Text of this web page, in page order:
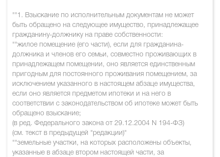
""1. Взыскание по исполнительным документам не может
быть обращено на следующее имущество, принадлежащее
гражданину-должнику на праве собственности:
""жилое помещение (его части), если для гражданина-
должника и членов его семьи, совместно проживающих в
принадлежащем помещении, оно является единственным
пригодным для постоянного проживания помещением, за
исключением указанного в настоящем абзаце имущества,
если оно является предметом ипотеки и на него в
соответствии с законодательством об ипотеке может быть
обращено взыскание;
(в ред. Федерального закона от 29.12.2004 N 194-ФЗ)
(см. текст в предыдущей "редакции)"
""земельные участки, на которых расположены объекты,
указанные в абзаце втором настоящей части, за